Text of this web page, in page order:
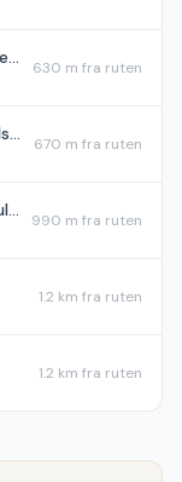
Strandmøllepladsen, shelter nr. 2 med plads til 5-6 630 m fra ruten
Geel Skov, Shelterplads ved Birkedalsvej 670 m fra ruten
Ravnholm, 2 shelters ved Marens Hulvej 990 m fra ruten
1.2 km fra ruten
1.2 km fra ruten